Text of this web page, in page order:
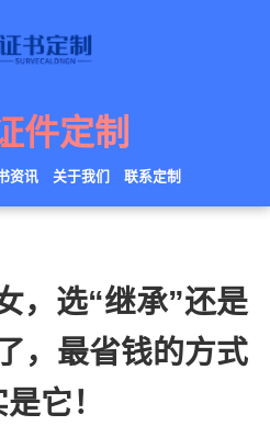
件定制
资讯 关于我们 联系定制
，选“继承”还是
，最省钱的方式
它！